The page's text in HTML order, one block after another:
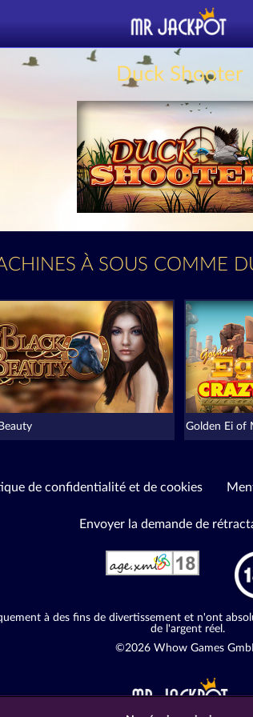
Duck Shooter
À SOUS COMME
Golden Ei of
de confidentialité et de cookies
Envoyer la demande de
à des fins de divertissement et n'ont
de l'argent réel.
©2026 Whow Games